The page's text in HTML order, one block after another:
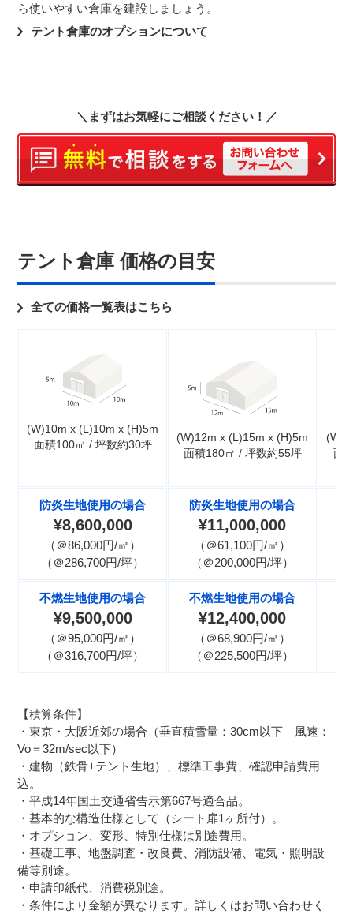
ら使いやすい倉庫を建設しましょう。
テント倉庫のオプションについて
＼まずはお気軽にご相談ください！／
テント倉庫 価格の目安
全ての価格一覧表はこちら
(W)10m x (L)10m x (H)5m
面積100㎡ / 坪数約30坪
(W)12m x (L)15m x (H)5m
面積180㎡ / 坪数約55坪
面
防炎生地使用の場合
¥8,600,000
（＠86,000円/㎡）
（＠286,700円/坪）
防炎生地使用の場合
¥11,000,000
（＠61,100円/㎡）
（＠200,000円/坪）
不燃生地使用の場合
¥9,500,000
（＠95,000円/㎡）
（＠316,700円/坪）
不燃生地使用の場合
¥12,400,000
（＠68,900円/㎡）
（＠225,500円/坪）
【積算条件】
・東京・大阪近郊の場合（垂直積雪量：30cm以下 風速：
Vo＝32m/sec以下）
・建物（鉄骨+テント生地）、標準工事費、確認申請費用
込。
・平成14年国土交通省告示第667号適合品。
・基本的な構造仕様として（シート扉1ヶ所付）。
・オプション、変形、特別仕様は別途費用。
・基礎工事、地盤調査・改良費、消防設備、電気・照明設
備等別途。
・申請印紙代、消費税別途。
・条件により金額が異なります。詳しくはお問い合わせく